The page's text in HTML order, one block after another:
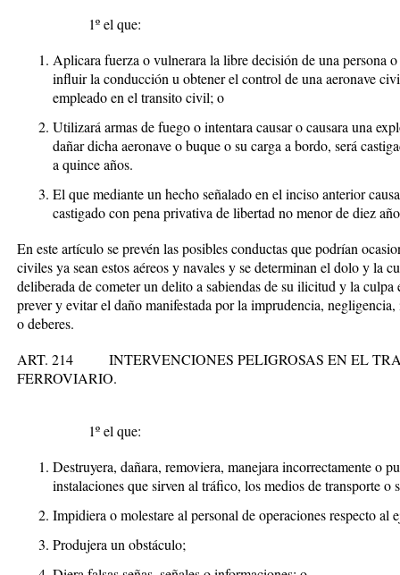
1º el que:
Aplicara fuerza o vulnerara la libre decisión de una persona
influir la conducción u obtener el control de una aeronave
empleado en el transito civil; o
Utilizará armas de fuego o intentara causar o causara una
dañar dicha aeronave o buque o su carga a bordo, será
a quince años.
El que mediante un hecho señalado en el inciso anterior
castigado con pena privativa de libertad no menor de diez
En este artículo se prevén las posibles conductas que podrían
civiles ya sean estos aéreos y navales y se determinan el dolo y la
deliberada de cometer un delito a sabiendas de su ilicitud y la
prever y evitar el daño manifestada por la imprudencia,
o deberes.
ART. 214 INTERVENCIONES PELIGROSAS EN EL
FERROVIARIO.
1º el que:
Destruyera, dañara, removiera, manejara incorrectamente o
instalaciones que sirven al tráfico, los medios de transporte o
Impidiera o molestare al personal de operaciones respecto al
Produjera un obstáculo;